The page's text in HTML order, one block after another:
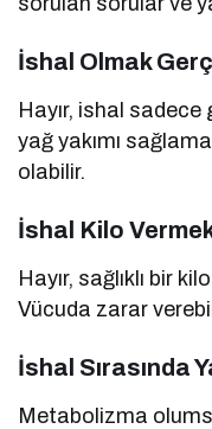
İshal Olmak
Hayır, ishal sadece
yağ yakımı
olabilir.
İshal Kilo
Hayır, sağlıklı bir
Vücuda zarar
İshal Sırasında
Metabolizma